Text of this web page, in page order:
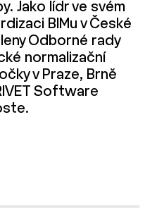
Jako lídr ve svém
BIMu v České
Odborné rady
normalizační
v Praze, Brně
Software